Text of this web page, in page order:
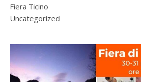
Fiera Ticino
Uncategorized